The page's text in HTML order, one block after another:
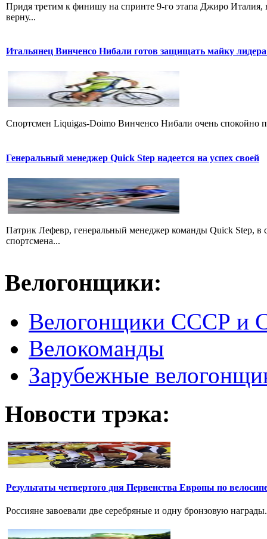
Придя третим к финишу на спринте 9-го этапа Джиро
верну...
Итальянец Винченсо Нибали готов защищать майку
Cпортсмен Liquigas-Doimo Винченсо Нибали очень спокойно
Генеральный менеджер Quick Step надеется на успех своей
Патрик Лефевр, генеральный менеджер команды Quick Step, в
спортсмена...
Велогонщики:
Велогонщики СССР и
Велокоманды
Зарубежные
Новости трэка:
Результаты четвертого дня Первенства Европы по
Россияне завоевали две серебряные и одну бронзовую